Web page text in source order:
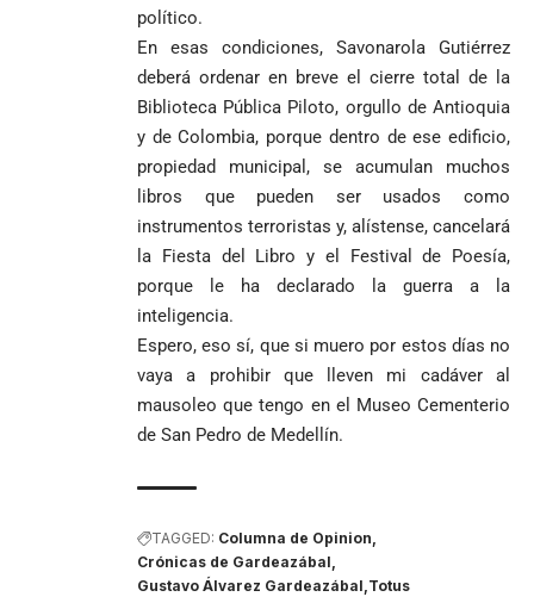
político.
En esas condiciones, Savonarola Gutiérrez
deberá ordenar en breve el cierre total de la
Biblioteca Pública Piloto, orgullo de Antioquia
y de Colombia, porque dentro de ese edificio,
propiedad municipal, se acumulan muchos
libros que pueden ser usados como
instrumentos terroristas y, alístense, cancelará
la Fiesta del Libro y el Festival de Poesía,
porque le ha declarado la guerra a la
inteligencia.
Espero, eso sí, que si muero por estos días no
vaya a prohibir que lleven mi cadáver al
mausoleo que tengo en el Museo Cementerio
de San Pedro de Medellín.
TAGGED: Columna de Opinion
Crónicas de Gardeazábal
Gustavo Álvarez Gardeazábal Totus